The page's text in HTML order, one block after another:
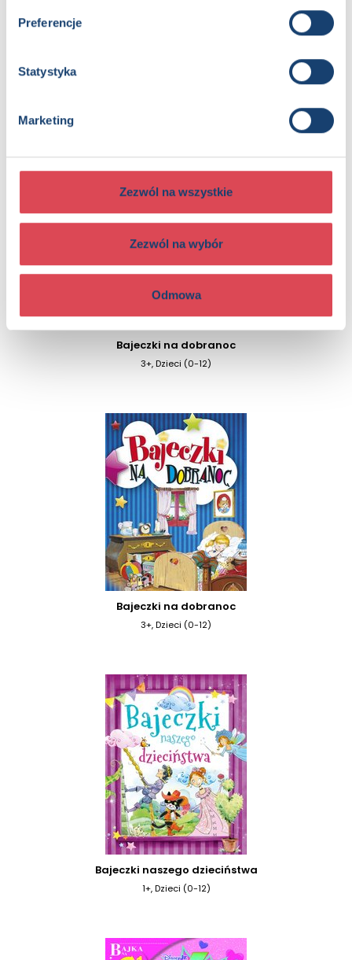
Preferencje
Statystyka
Marketing
Zezwól na wszystkie
Zezwól na wybór
Odmowa
Alicja w Krainie Czarów. Moje bajeczki. Rozkładanki
Bajeczki na dobranoc
3+, Dzieci (0-12)
Bajeczki na dobranoc
3+, Dzieci (0-12)
Bajeczki naszego dzieciństwa
1+, Dzieci (0-12)